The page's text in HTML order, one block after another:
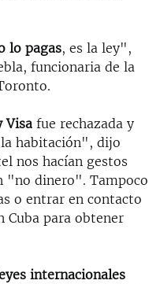
lo pagas, es la ley",
funcionaria de la
Visa fue rechazada y
habitación", dijo
nos hacían gestos
"no dinero". Tampoco
o entrar en contacto
Cuba para obtener
internacionales